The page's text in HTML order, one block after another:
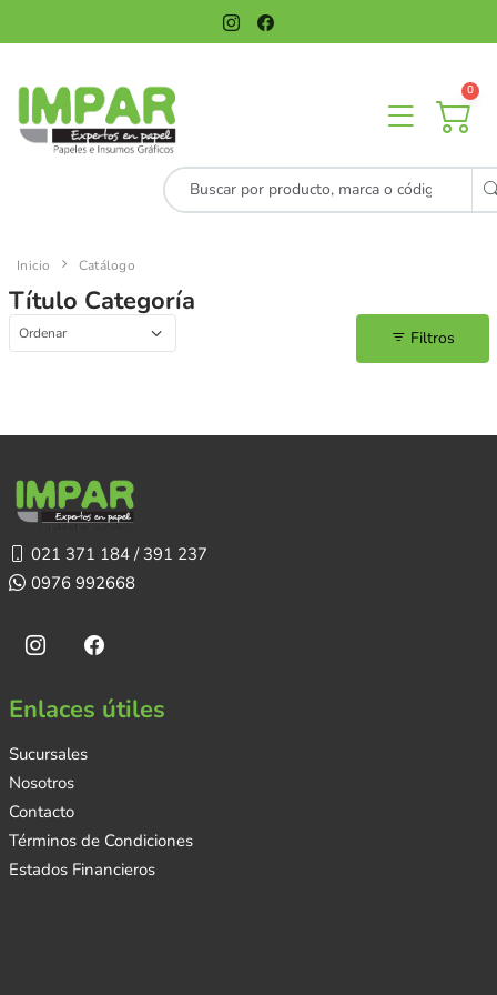
0
Inicio Catálogo
Título Categoría
Filtros
021 371 184 / 391 237
0976 992668
Enlaces útiles
Sucursales
Nosotros
Contacto
Términos de Condiciones
Estados Financieros